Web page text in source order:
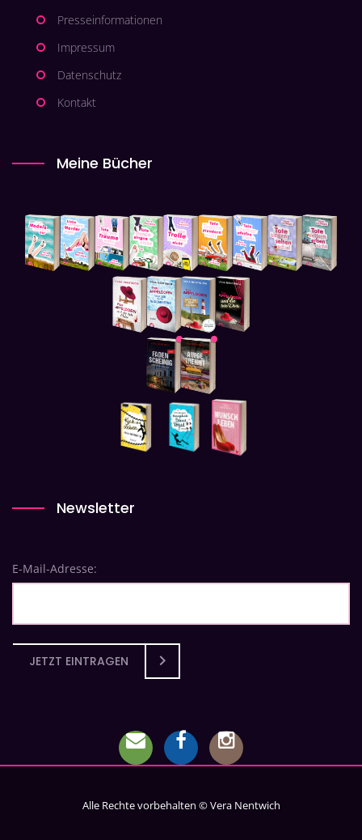
Presseinformationen
Impressum
Datenschutz
Kontakt
Meine Bücher
Newsletter
E-Mail-Adresse:
JETZT EINTRAGEN
Alle Rechte vorbehalten © Vera Nentwich